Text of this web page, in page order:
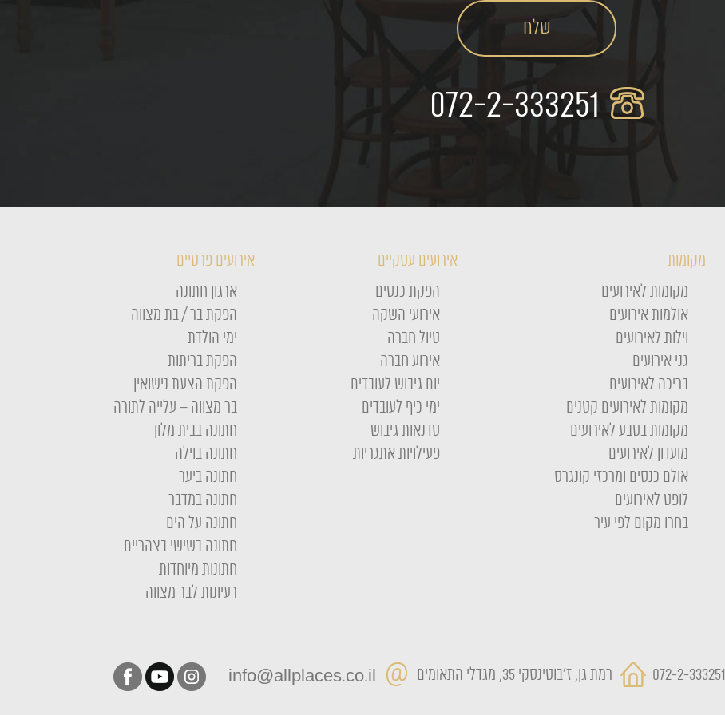
מקומות
מקומות לאירועים
אולמות אירועים
וילות לאירועים
גני אירועים
בריכה לאירועים
מקומות לאירועים קטנים
מקומות בטבע לאירועים
מועדון לאירועים
אולם כנסים ומרכזי קונגרס
לופט לאירועים
בחרו מקום לפי עיר
אירועים עסקיים
הפקת כנסים
אירועי השקה
טיול חברה
אירוע חברה
יום גיבוש לעובדים
ימי כיף לעובדים
סדנאות גיבוש
פעילויות אתגריות
אירועים פרטיים
ארגון חתונה
הפקת בר / בת מצווה
ימי הולדת
הפקת בריתות
הפקת הצעת נישואין
בר מצווה – עלייה לתורה
חתונה בבית מלון
חתונה בוילה
חתונה ביער
חתונה במדבר
חתונה על הים
חתונה בשישי בצהריים
חתונות מיוחדות
רעיונות לבר מצווה
072-2-333251 רמת גן, ז'בוטינסקי 35, מגדלי התאומים info@allplaces.co.il